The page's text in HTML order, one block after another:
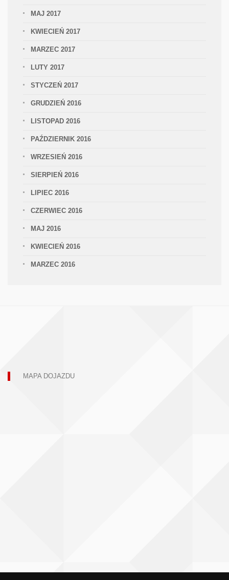
MAJ 2017
KWIECIEŃ 2017
MARZEC 2017
LUTY 2017
STYCZEŃ 2017
GRUDZIEŃ 2016
LISTOPAD 2016
PAŹDZIERNIK 2016
WRZESIEŃ 2016
SIERPIEŃ 2016
LIPIEC 2016
CZERWIEC 2016
MAJ 2016
KWIECIEŃ 2016
MARZEC 2016
MAPA DOJAZDU